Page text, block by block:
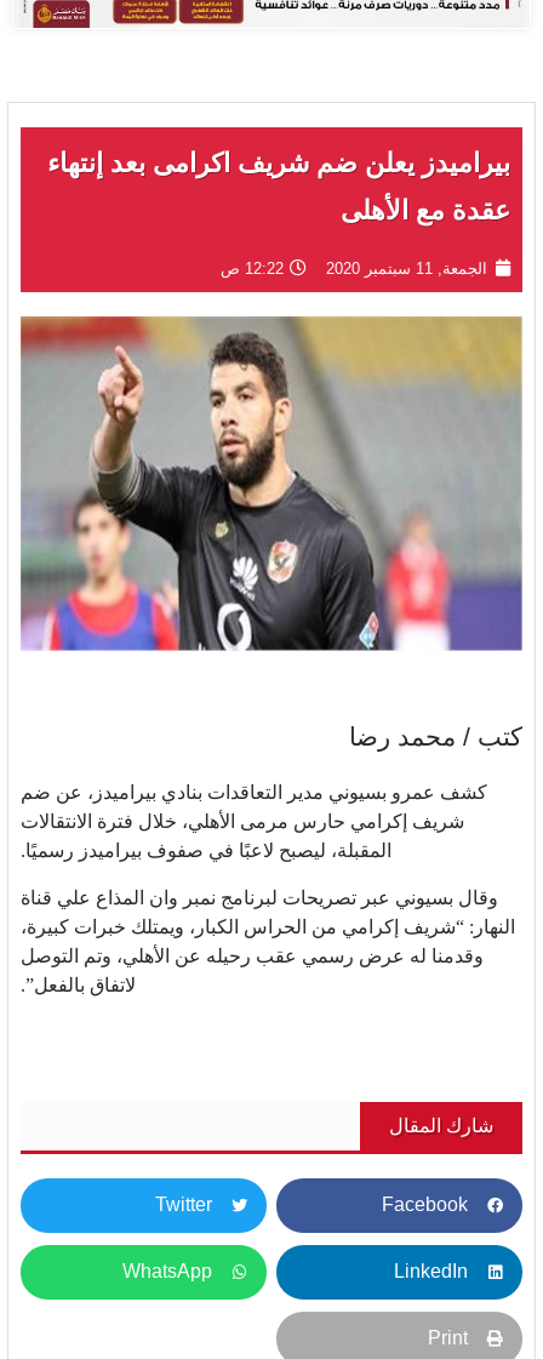
بيراميدز يعلن ضم شريف اكرامى بعد إنتهاء
عقدة مع الأهلى
الجمعة, 11 سبتمبر 2020 12:22 ص
كتب / محمد رضا
كشف عمرو بسيوني مدير التعاقدات بنادي بيراميدز، عن ضم
شريف إكرامي حارس مرمى الأهلي، خلال فترة الانتقالات
المقبلة، ليصبح لاعبًا في صفوف بيراميدز رسميًا.
وقال بسيوني عبر تصريحات لبرنامج نمبر وان المذاع علي قناة
النهار: “شريف إكرامي من الحراس الكبار، ويمتلك خبرات كبيرة،
وقدمنا له عرض رسمي عقب رحيله عن الأهلي، وتم التوصل
لاتفاق بالفعل”.
شارك المقال
Facebook
Twitter
LinkedIn
WhatsApp
Print